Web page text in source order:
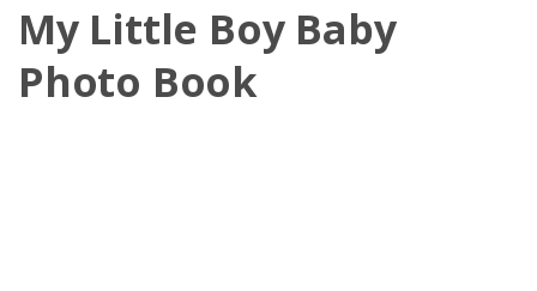
My Little Boy Baby
Photo Book